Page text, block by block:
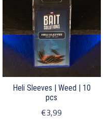
Heli Sleeves | Weed | 10
pcs
€3,99